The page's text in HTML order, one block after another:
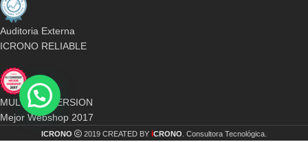
Auditoria Externa
ICRONO RELIABLE
MULTICONVERSION
Mejor Webshop 2017
ICRONO 2019 CREATED BY iCRONO . Consultora Tecnológica.